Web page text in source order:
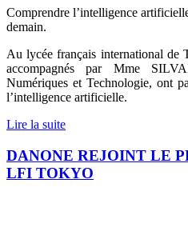
Comprendre l’intelligence
demain.
Au lycée français international de
accompagnés par Mme
Numériques et Technologie, ont
l’intelligence artificielle.
Lire la suite
DANONE REJOINT LE
LFI TOKYO